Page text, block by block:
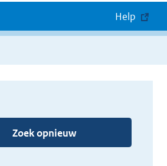
Help
Zoek opnieuw